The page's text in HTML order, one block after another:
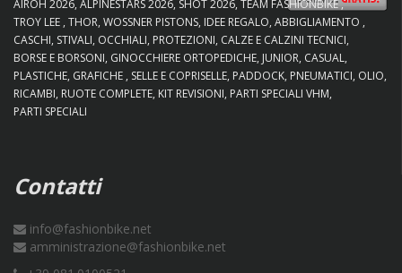
AIROH 2026 ALPINESTARS 2026 SHOT 2026 TEAM FASHIONBIKE
TROY LEE THOR WOSSNER PISTONS IDEE REGALO ABBIGLIAMENTO
CASCHI STIVALI OCCHIALI PROTEZIONI CALZE E CALZINI TECNICI
BORSE E BORSONI GINOCCHIERE ORTOPEDICHE JUNIOR CASUAL
PLASTICHE GRAFICHE SELLE E COPRISELLE PADDOCK PNEUMATICI OLIO
RICAMBI RUOTE COMPLETE KIT REVISIONI PARTI SPECIALI VHM
PARTI SPECIALI
Contatti
info@fashionbike.net
amministrazione@fashionbike.net